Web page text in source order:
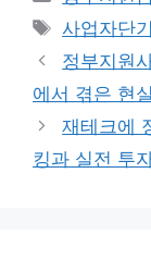
테
고
리
태
그
사업자단
정부지원
에서 겪은 현
재테크에
킹과 실전 투